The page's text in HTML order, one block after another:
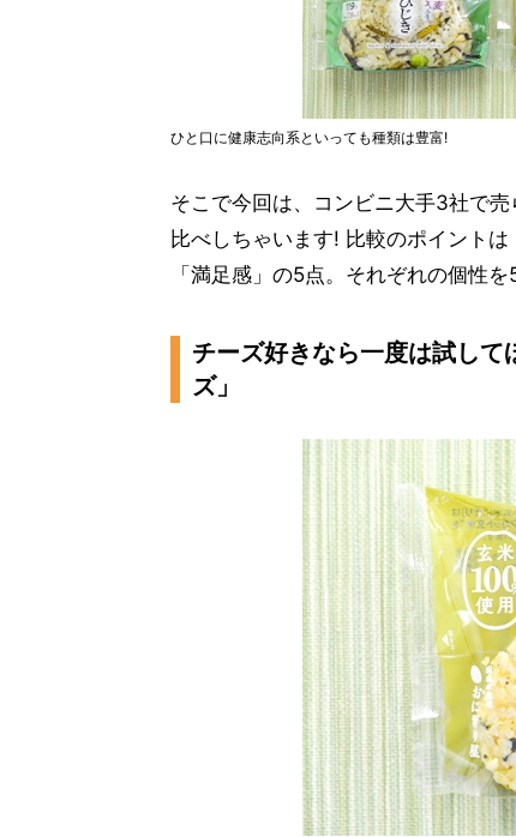
ひと口に健康志向系といっても種類は豊富!
そこで今回は、コンビニ大手3社で
比べしちゃいます! 比較のポイント
「満足感」の5点。それぞれの個性を
チーズ好きなら一度は試し
ズ」